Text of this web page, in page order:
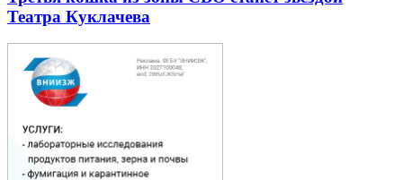
Театра Куклачева